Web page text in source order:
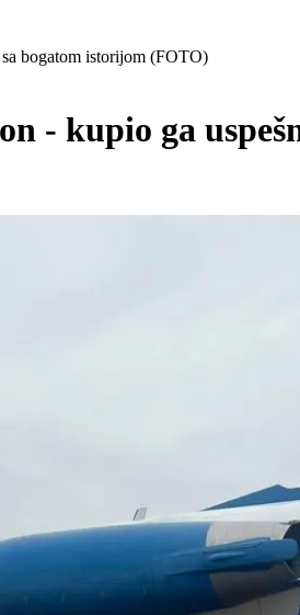
bogatom istorijom (FOTO)
- kupio ga